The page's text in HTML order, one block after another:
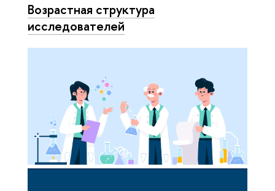
Возрастная структура
исследователей